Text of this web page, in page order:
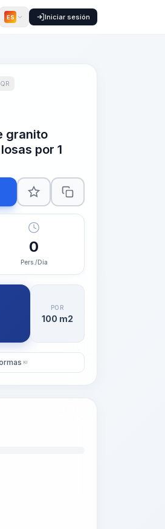
ES Iniciar sesión
QR
granito
por 1
0
Pers./Día
POR
100 m2
KI